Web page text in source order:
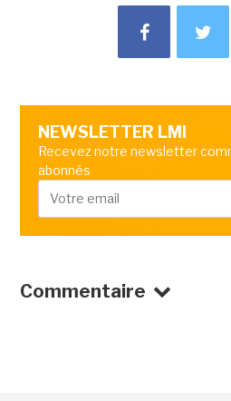
NEWSLETTER LMI
Recevez notre newsletter
abonnés
Commentaire